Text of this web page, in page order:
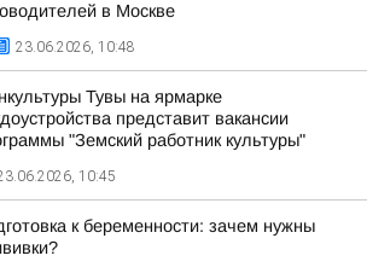
в Москве
23.06.2026, 10:48
Тувы на ярмарке
представит вакансии
"Земский работник культуры"
10:45
к беременности: зачем нужны